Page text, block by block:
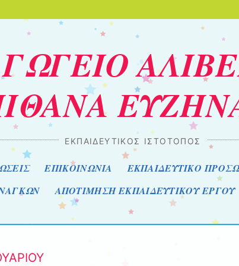
ΕΚΠΑΙΔΕΥΤΙΚΟΣ ΙΣΤΟΤΟΠΟΣ
ΕΠΙΚΟΙΝΩΝΙΑ
ΕΚΠΑΙΔΕΥΤΙΚΟ
ΑΠΟΤΙΜΗΣΗ ΕΚΠΑΙΔΕΥΤΙΚΟΥ ΕΡΓΟΥ